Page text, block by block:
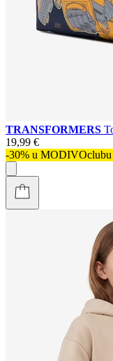
TRANSFORMERS
19,99 €
-30% u MODIVOclubu